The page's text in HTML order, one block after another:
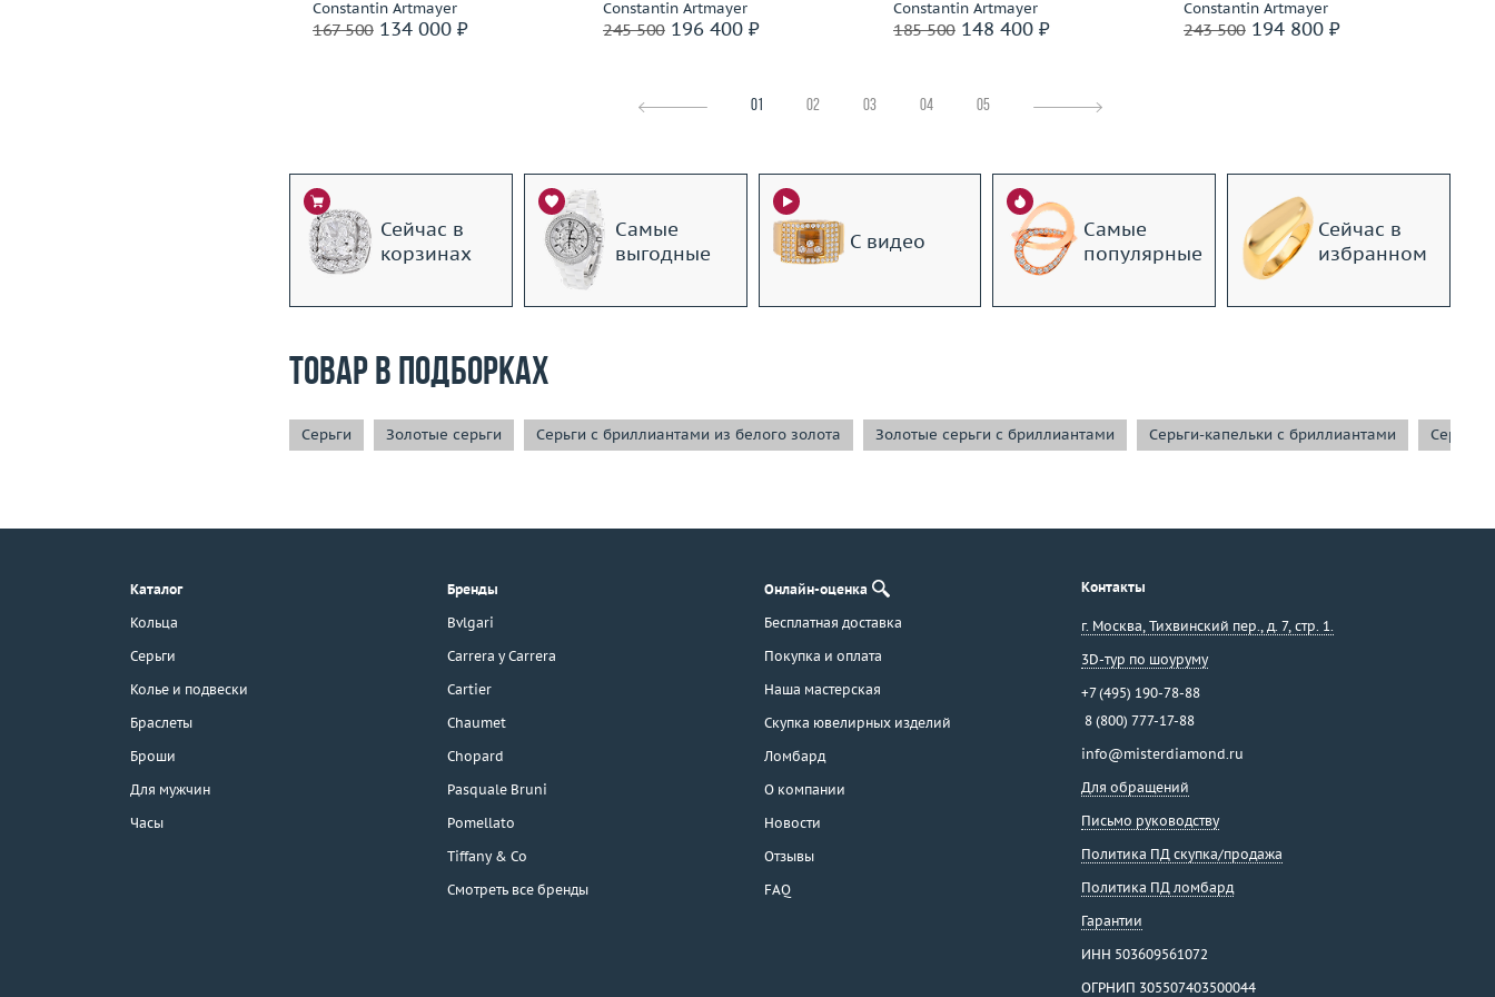
г. Москва, Тихвинский пер., д. 7,
3D-тур по шоуруму
Constantin Artmayer
167 500134 000 ₽
Constantin Artmayer
245 500196 400 ₽
Constantin Artmayer
185 500148 400 ₽
Constantin Artmayer
243 500194 800 ₽
01 02 03 04 05
Сейчас в
корзинах
Самые
выгодные
С видео
Самые
популярные
Сейчас в
избранном
Товар в подборках
Серьги Золотые серьги Серьги с бриллиантами из белого золота Золотые серьги с бриллиантами Серьги-капельки с бриллиантами Серьги-
Каталог
Кольца
Серьги
Колье и подвески
Браслеты
Броши
Для мужчин
Часы
Бренды
Bvlgari
Carrera y Carrera
Cartier
Chaumet
Chopard
Pasquale Bruni
Pomellato
Tiffany & Co
Смотреть все бренды
Онлайн-оценка
Бесплатная доставка
Покупка и оплата
Наша мастерская
Скупка ювелирных изделий
Ломбард
О компании
Новости
Отзывы
FAQ
Контакты
г. Москва, Тихвинский пер., д. 7, стр. 1.
3D-тур по шоуруму
+7 (495) 190-78-88
8 (800) 777-17-88
info@misterdiamond.ru
Для обращений
Письмо руководству
Политика ПД скупка/продажа
Политика ПД ломбард
Гарантии
ИНН 503609561072
ОГРНИП 305507403500044